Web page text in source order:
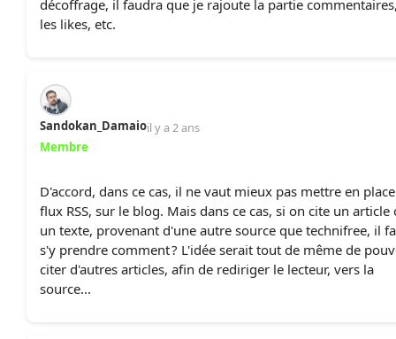
décoffrage, il faudra que je rajoute la partie
les likes, etc.
Sandokan_Damaioil y a 2 ans
Membre
D'accord, dans ce cas, il ne vaut mieux pas mettre en
flux RSS, sur le blog. Mais dans ce cas, si on cite un article
un texte, provenant d'une autre source que technifree, il
s'y prendre comment ? L'idée serait tout de même de
citer d'autres articles, afin de rediriger le lecteur, vers la
source...